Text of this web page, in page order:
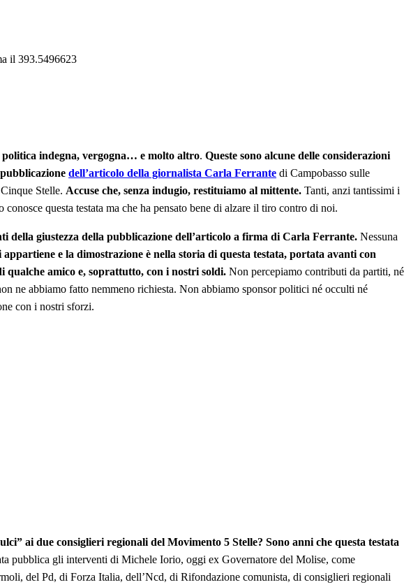
il 393.5496623
politica indegna, vergogna… e molto altro. Queste sono alcune delle considerazioni
dell’articolo della giornalista Carla Ferrante di Campobasso sulle
Stelle. Accuse che, senza indugio, restituiamo al mittente. Tanti, anzi tantissimi i
questa testata ma che ha pensato bene di alzare il tiro contro di noi.
della giustezza della pubblicazione dell’articolo a firma di Carla Ferrante. Nessuna
appartiene e la dimostrazione è nella storia di questa testata, portata avanti con
amico e, soprattutto, con i nostri soldi. Non percepiamo contributi da partiti, né
ne abbiamo fatto nemmeno richiesta. Non abbiamo sponsor politici né occulti né
con i nostri sforzi.
ai due consiglieri regionali del Movimento 5 Stelle? Sono anni che questa testata
pubblica gli interventi di Michele Iorio, oggi ex Governatore del Molise, come
del Pd, di Forza Italia, dell’Ncd, di Rifondazione comunista, di consiglieri regionali